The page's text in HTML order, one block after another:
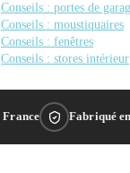
Conseils : portes de
Conseils : moustiquaires
Conseils : fenêtres
Conseils : stores intérieur
Fabriqué